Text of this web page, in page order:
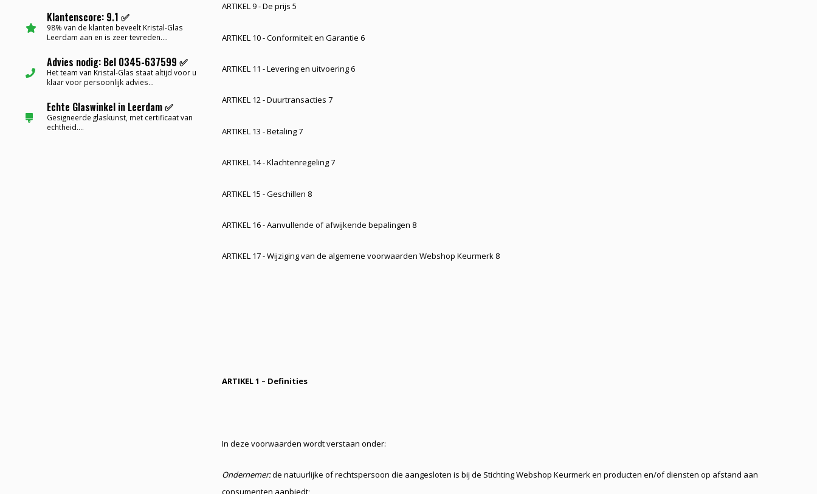
Klantenscore: 9.1 ✅
98% van de klanten beveelt Kristal-Glas
Leerdam aan en is zeer tevreden....
Advies nodig: Bel 0345-637599 ✅
Het team van Kristal-Glas staat altijd voor u
klaar voor persoonlijk advies...
Echte Glaswinkel in Leerdam ✅
Gesigneerde glaskunst, met certificaat van
echtheid....
ARTIKEL 9 - De prijs 5
ARTIKEL 10 - Conformiteit en Garantie 6
ARTIKEL 11 - Levering en uitvoering 6
ARTIKEL 12 - Duurtransacties 7
ARTIKEL 13 - Betaling 7
ARTIKEL 14 - Klachtenregeling 7
ARTIKEL 15 - Geschillen 8
ARTIKEL 16 - Aanvullende of afwijkende bepalingen 8
ARTIKEL 17 - Wijziging van de algemene voorwaarden Webshop Keurmerk 8
ARTIKEL 1 – Definities
In deze voorwaarden wordt verstaan onder:
Ondernemer:de natuurlijke of rechtspersoon die aangesloten is bij de Stichting Webshop Keurmerk en producten en/of diensten op afstand aan
consumenten aanbiedt;